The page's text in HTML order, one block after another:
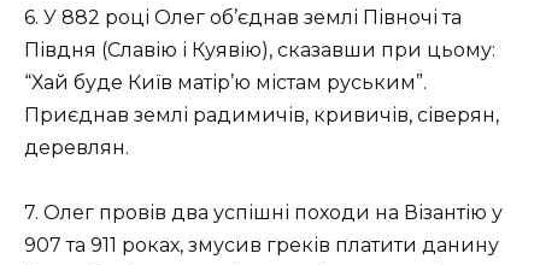
6. У 882 році Олег об’єднав землі Півночі та
Півдня (Славію і Куявію), сказавши при цьому:
“Хай буде Київ матір’ю містам руським”.
Приєднав землі радимичів, кривичів, сіверян,
деревлян.
7. Олег провів два успішні походи на Візантію у
907 та 911 роках, змусив греків платити данину